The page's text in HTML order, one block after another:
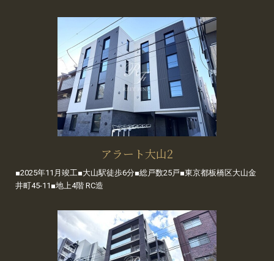
アラート大山2
■2025年11月竣工■大山駅徒歩6分■総戸数25戸■東京都板橋区大山金
井町45-11■地上4階 RC造